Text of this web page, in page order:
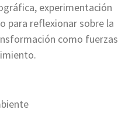
experimentación
para reflexionar sobre la
como fuerzas